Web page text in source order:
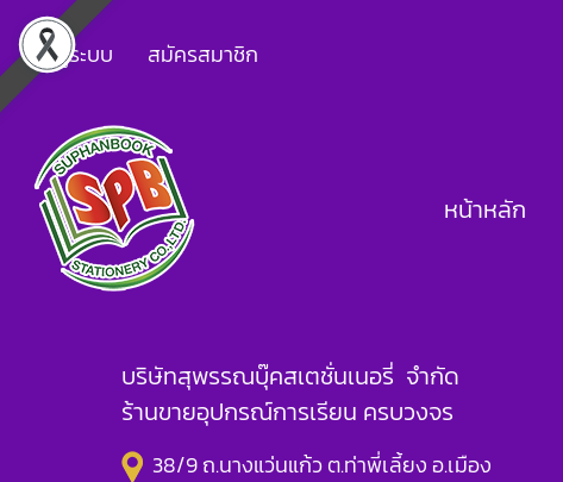
เข้าสู่ระบบ สมัครสมาชิก
หน้าหลัก
บริษัทสุพรรณบุ๊คสเตชั่นเนอรี่ จำกัด
ร้านขายอุปกรณ์การเรียน ครบวงจร
38/9 ถ.นางแว่นแก้ว ต.ท่าพี่เลี้ยง อ.เมือง